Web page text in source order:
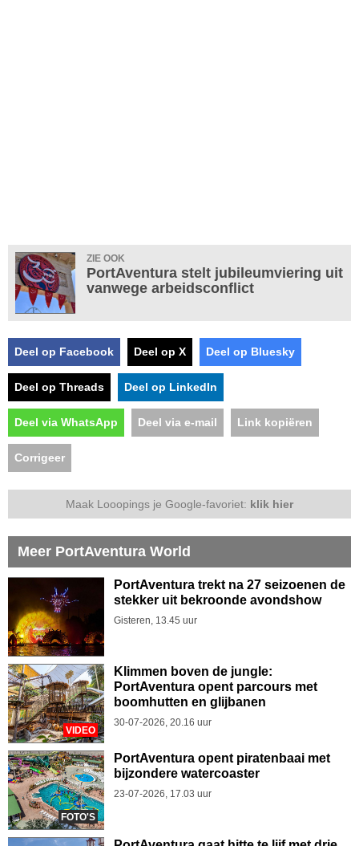
ZIE OOK
PortAventura stelt jubileumviering uit
vanwege arbeidsconflict
Deel op Facebook Deel op X Deel op Bluesky
Deel op Threads Deel op LinkedIn
Deel via WhatsApp Deel via e-mail Link kopiëren
Corrigeer
Maak Looopings je Google-favoriet: klik hier
Meer PortAventura World
PortAventura trekt na 27 seizoenen de
stekker uit bekroonde avondshow
Gisteren, 13.45 uur
VIDEO
Klimmen boven de jungle:
PortAventura opent parcours met
boomhutten en glijbanen
30-07-2026, 20.16 uur
FOTO'S
PortAventura opent piratenbaai met
bijzondere watercoaster
23-07-2026, 17.03 uur